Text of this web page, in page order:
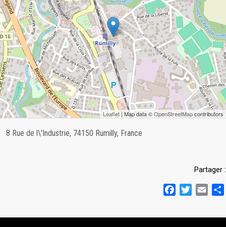
Leaflet| Map data ©OpenStreetMapcontributors
8 Rue de l\'Industrie, 74150 Rumilly, France
Partager :
FacebookTwitter